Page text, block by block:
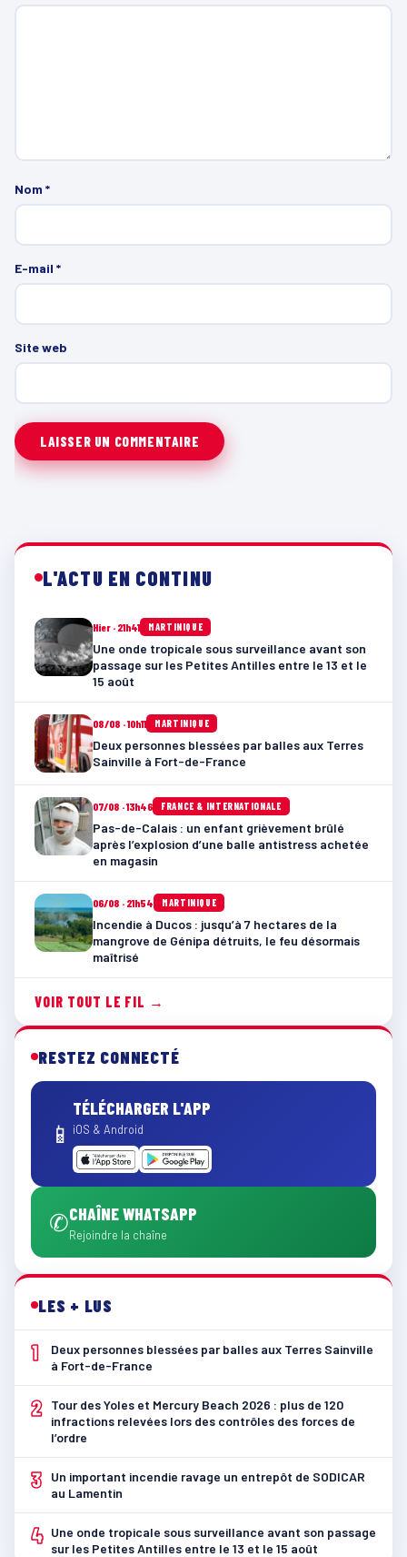
Nom *
E-mail *
Site web
L'ACTU EN CONTINU
Hier · 21h41 MARTINIQUE
Une onde tropicale sous surveillance avant son
passage sur les Petites Antilles entre le 13 et le
15 août
08/08 · 10h11 MARTINIQUE
Deux personnes blessées par balles aux Terres
Sainville à Fort-de-France
07/08 · 13h46 FRANCE & INTERNATIONALE
Pas-de-Calais : un enfant grièvement brûlé
après l’explosion d’une balle antistress achetée
en magasin
06/08 · 21h54 MARTINIQUE
Incendie à Ducos : jusqu’à 7 hectares de la
mangrove de Génipa détruits, le feu désormais
maîtrisé
VOIR TOUT LE FIL →
RESTEZ CONNECTÉ
📱
TÉLÉCHARGER L'APP
iOS & Android
✆CHAÎNE WHATSAPP
Rejoindre la chaîne
LES + LUS
1
Deux personnes blessées par balles aux Terres Sainville
à Fort-de-France
2
Tour des Yoles et Mercury Beach 2026 : plus de 120
infractions relevées lors des contrôles des forces de
l’ordre
3
Un important incendie ravage un entrepôt de SODICAR
au Lamentin
4 Une onde tropicale sous surveillance avant son passage
sur les Petites Antilles entre le 13 et le 15 août